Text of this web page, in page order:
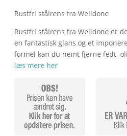
Rustfri stålrens fra Welldone
Rustfri stålrens fra Welldone er
en fantastisk glans og et
formel kan du nemt fjerne fedt,
læs mere her